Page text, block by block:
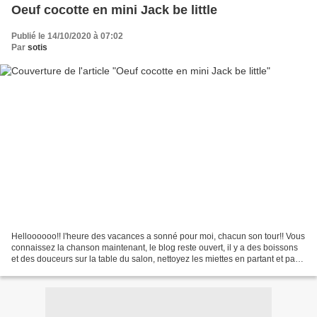
Oeuf cocotte en mini Jack be little
Publié le 14/10/2020 à 07:02
Par sotis
Helloooooo!! l'heure des vacances a sonné pour moi, chacun son tour!! Vous
connaissez la chanson maintenant, le blog reste ouvert, il y a des boissons
et des douceurs sur la table du salon, nettoyez les miettes en partant et pas